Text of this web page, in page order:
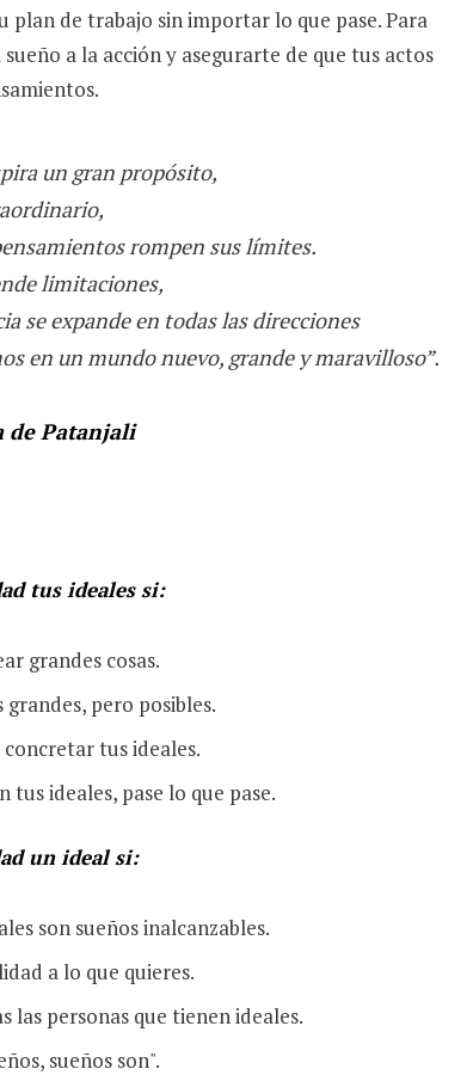
plan de trabajo sin importar lo que pase. Para
a la acción y asegurarte de que tus actos
un gran propósito,
rompen sus límites.
limitaciones,
se expande en todas las direcciones
en un mundo nuevo, grande y maravilloso”.
de Patanjali
tus ideales si:
grandes cosas.
pero posibles.
tus ideales.
tus idea­les, pase lo que pase.
un ideal si:
son sueños inalcanzables.
a lo que quieres.
las per­sonas que tienen ideales.
sueños son".